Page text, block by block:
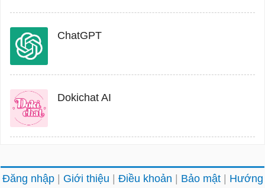
ChatGPT
Dokichat AI
Đăng nhập Giới thiệu Điều khoản Bảo mật Hướng